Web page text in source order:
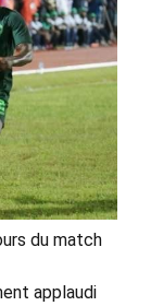
du match
applaudi